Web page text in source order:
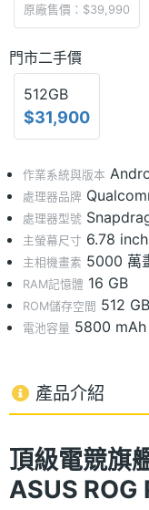
原廠售價：$39,990
門市二手價
512GB
$31,900
作業系統與版本
處理器品牌
處理器型號
主螢幕尺寸 6.78 inch
主相機畫素 5000 萬
RAM記憶體 16 GB
ROM儲存空間 512 GB
電池容量 5800 mAh
產品介紹
頂級電競旗
ASUS ROG